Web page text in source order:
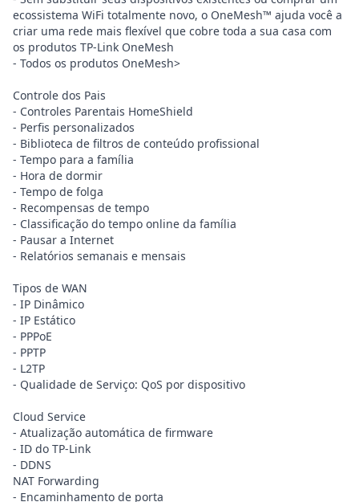
ecossistema WiFi totalmente novo, o OneMesh™ ajuda você a
criar uma rede mais flexível que cobre toda a sua casa com
os produtos TP-Link OneMesh
- Todos os produtos OneMesh>
Controle dos Pais
- Controles Parentais HomeShield
- Perfis personalizados
- Biblioteca de filtros de conteúdo profissional
- Tempo para a família
- Hora de dormir
- Tempo de folga
- Recompensas de tempo
- Classificação do tempo online da família
- Pausar a Internet
- Relatórios semanais e mensais
Tipos de WAN
- IP Dinâmico
- IP Estático
- PPPoE
- PPTP
- L2TP
- Qualidade de Serviço: QoS por dispositivo
Cloud Service
- Atualização automática de firmware
- ID do TP-Link
- DDNS
NAT Forwarding
- Encaminhamento de porta